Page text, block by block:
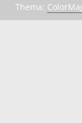
Thema: